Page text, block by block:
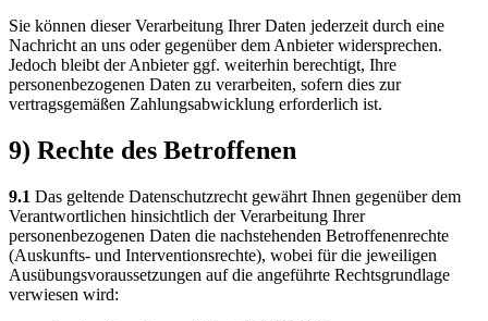
Sie können dieser Verarbeitung Ihrer Daten jederzeit durch eine
Nachricht an uns oder gegenüber dem Anbieter widersprechen.
Jedoch bleibt der Anbieter ggf. weiterhin berechtigt, Ihre
personenbezogenen Daten zu verarbeiten, sofern dies zur
vertragsgemäßen Zahlungsabwicklung erforderlich ist.
9) Rechte des Betroffenen
9.1 Das geltende Datenschutzrecht gewährt Ihnen gegenüber dem
Verantwortlichen hinsichtlich der Verarbeitung Ihrer
personenbezogenen Daten die nachstehenden Betroffenenrechte
(Auskunfts- und Interventionsrechte), wobei für die jeweiligen
Ausübungsvoraussetzungen auf die angeführte Rechtsgrundlage
verwiesen wird: